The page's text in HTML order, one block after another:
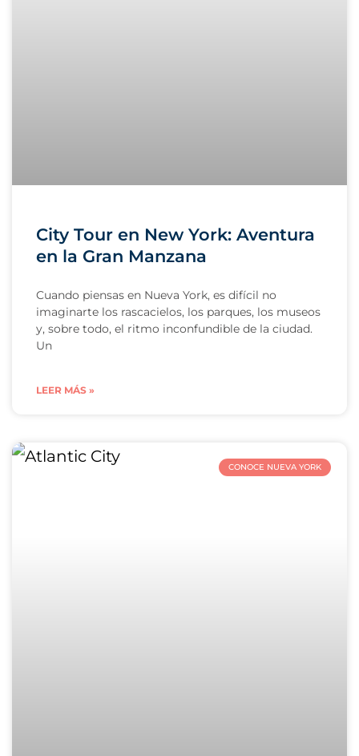
City Tour en New York: Aventura
en la Gran Manzana
Cuando piensas en Nueva York, es difícil no
imaginarte los rascacielos, los parques, los museos
y, sobre todo, el ritmo inconfundible de la ciudad.
Un
LEER MÁS »
CONOCE NUEVA YORK